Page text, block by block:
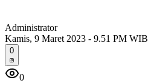
Administrator
Kamis, 9 Maret 2023 - 9.51 PM WIB
0
0